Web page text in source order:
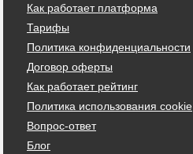
Как работает платформа
Тарифы
Политика конфиденциальности
Договор оферты
Как работает рейтинг
Политика использования cookie
Вопрос-ответ
Блог